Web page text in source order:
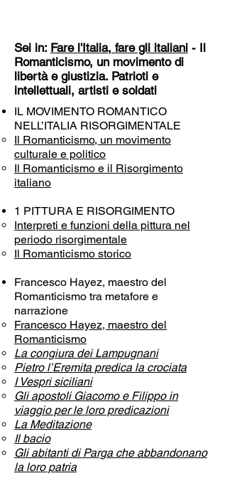
Sei in: Fare l'Italia, fare gli italiani - Il
Romanticismo, un movimento di
libertà e giustizia. Patrioti e
intellettuali, artisti e soldati
IL MOVIMENTO ROMANTICO
NELL’ITALIA RISORGIMENTALE
Il Romanticismo, un movimento
culturale e politico
Il Romanticismo e il Risorgimento
italiano
1 PITTURA E RISORGIMENTO
Interpreti e funzioni della pittura nel
periodo risorgimentale
Il Romanticismo storico
Francesco Hayez, maestro del
Romanticismo tra metafore e
narrazione
Francesco Hayez, maestro del
Romanticismo
La congiura dei Lampugnani
Pietro l’Eremita predica la crociata
I Vespri siciliani
Gli apostoli Giacomo e Filippo in
viaggio per le loro predicazioni
La Meditazione
Il bacio
Gli abitanti di Parga che abbandonano
la loro patria